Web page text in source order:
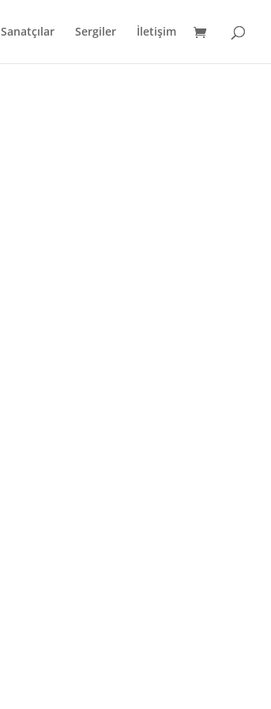
Sanatçılar Sergiler İletişim